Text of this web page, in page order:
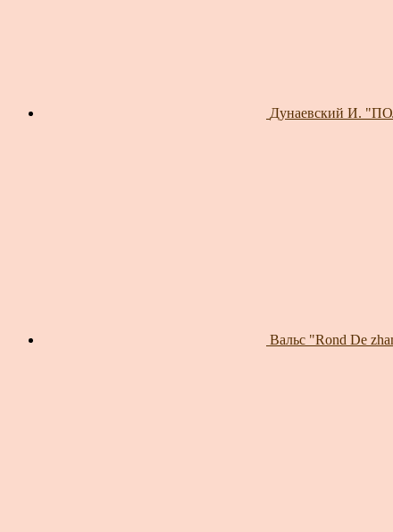
Дунаевский И.
Вальс "Rond De